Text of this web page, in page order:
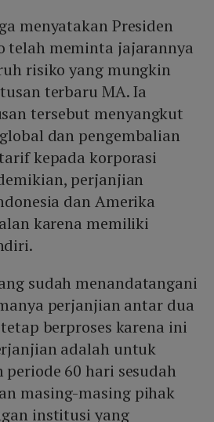
menyatakan Presiden
telah meminta jajarannya
risiko yang mungkin
terbaru MA. Ia
tersebut menyangkut
dan pengembalian
kepada korporasi
perjanjian
dan Amerika
karena memiliki
sudah menandatangani
perjanjian antar dua
berproses karena ini
adalah untuk
60 hari sesudah
masing-masing pihak
institusi yang